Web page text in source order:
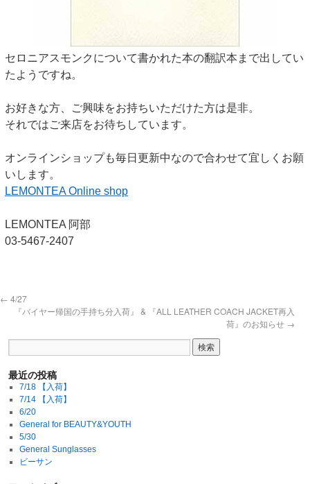
セロニアスモンクについて書かれた本の翻訳本まで出してい
たようですね。
お好きな方、ご興味をお持ちいただけた方は是非。
それではご来店をお待ちしています。
オンラインショップも毎日更新中なので合わせて宜しくお願
いします。
LEMONTEA Online shop
LEMONTEA 阿部
03-5467-2407
← 4/27
『バイヤー帰国の手持ち分入荷』 & 『ALL LEATHER COACH JACKET再入
荷』のお知らせ →
最近の投稿
7/18 【入荷】
7/14 【入荷】
6/20
General for BEAUTY&YOUTH
5/30
General Sunglasses
ビーサン